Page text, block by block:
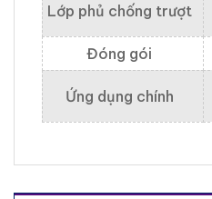
Lớp phủ chống trượt
Đóng gói
Ứng dụng chính